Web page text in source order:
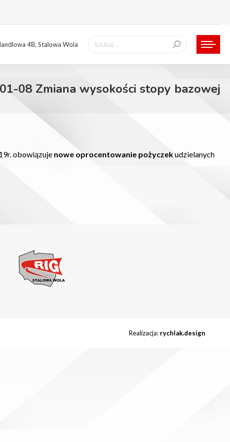
4B, Stalowa Wola Szukaj:
08 Zmiana wysokości stopy bazowej
obowiązuje nowe oprocentowanie pożyczekudzielanych
Realizacja: rychlak.design